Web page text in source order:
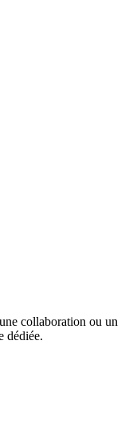
collaboration ou un
dédiée.